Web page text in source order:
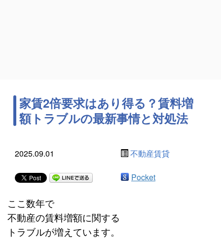
家賃2倍要求はあり得る？賃料増
額トラブルの最新事情と対処法
2025.09.01 不動産賃貸
Pocket
ここ数年で
不動産の賃料増額に関する
トラブルが増えています。